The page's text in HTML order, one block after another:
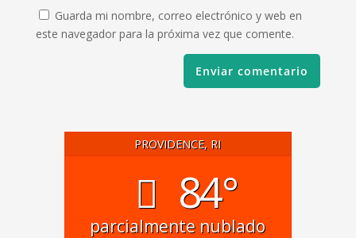
Guarda mi nombre, correo electrónico y web en
este navegador para la próxima vez que comente.
PROVIDENCE, RI
84°
parcialmente nublado